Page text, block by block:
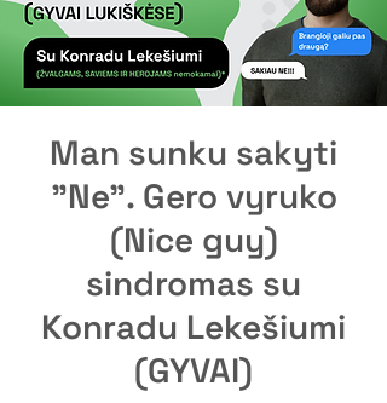
Man sunku sakyti
"Ne". Gero vyruko
(Nice guy)
sindromas su
Konradu Lekešiumi
(GYVAI)